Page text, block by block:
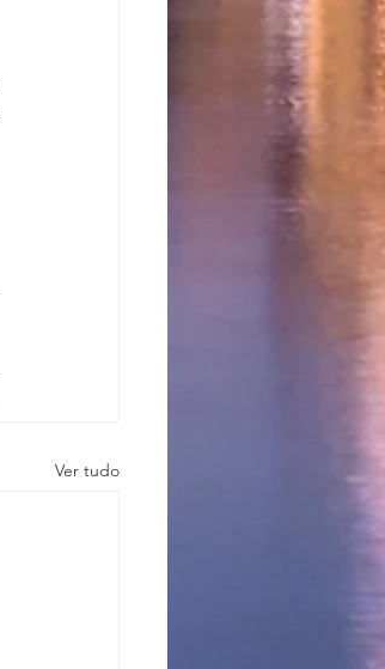
Ver tudo